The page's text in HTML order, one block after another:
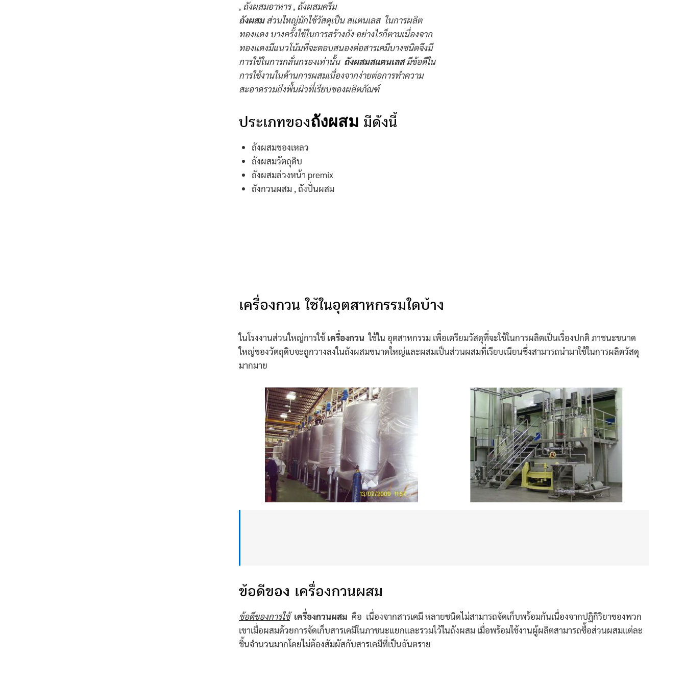
, ถังผสมอาหาร, ถังผสมครีม
ถังผสมส่วนใหญ่มักใช้วัสดุเป็นสแตนเลสในการผลิต
ทองแดงบางครั้งใช้ในการสร้างถัง อย่างไรก็ตามเนื่องจาก
ทองแดงมีแนวโน้มที่จะตอบสนองต่อสารเคมีบางชนิดจึงมี
การใช้ในการกลั่นกรองเท่านั้น ถังผสมสแตนเลสมีข้อดีใน
การใช้งานในด้านการผสมเนื่องจากง่ายต่อการทำความ
สะอาดรวมถึงพื้นผิวที่เรียบของผลิตภัณฑ์
ประเภทของถังผสม มีดังนี้
ถังผสมของเหลว
ถังผสมวัตถุดิบ
ถังผสมล่วงหน้า premix
ถังกวนผสม , ถังปั่นผสม
เครื่องกวน ใช้ในอุตสาหกรรมใดบ้าง
ในโรงงานส่วนใหญ่การใช้ เครื่องกวนใช้ใน อุตสาหกรรม เพื่อเตรียมวัสดุที่จะใช้ในการผลิตเป็นเรื่องปกติ ภาชนะขนาด
ใหญ่ของวัตถุดิบจะถูกวางลงในถังผสมขนาดใหญ่และผสมเป็นส่วนผสมที่เรียบเนียนซึ่งสามารถนำมาใช้ในการผลิตวัสดุ
มากมาย
ข้อดีของ เครื่องกวนผสม
ข้อดีของการใช้ เครื่องกวนผสม คือ เนื่องจากสารเคมี หลายชนิดไม่สามารถจัดเก็บพร้อมกันเนื่องจากปฏิกิริยาของพวก
เขาเมื่อผสมด้วยการจัดเก็บสารเคมีในภาชนะแยกและรวมไว้ในถังผสม เมื่อพร้อมใช้งานผู้ผลิตสามารถซื้อส่วนผสมแต่ละ
ชิ้นจำนวนมากโดยไม่ต้องสัมผัสกับสารเคมีที่เป็นอันตราย